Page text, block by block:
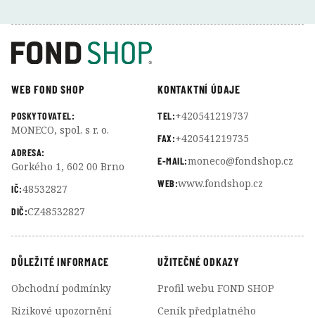
WEB FOND SHOP
POSKYTOVATEL:
MONECO, spol. s r. o.
ADRESA:
Gorkého 1, 602 00 Brno
IČ:48532827
DIČ:CZ48532827
KONTAKTNÍ ÚDAJE
TEL:+420541219737
FAX:+420541219735
E-MAIL:moneco@fondshop.cz
WEB:www.fondshop.cz
DŮLEŽITÉ INFORMACE
Obchodní podmínky
Rizikové upozornění
UŽITEČNÉ ODKAZY
Profil webu FOND SHOP
Ceník předplatného